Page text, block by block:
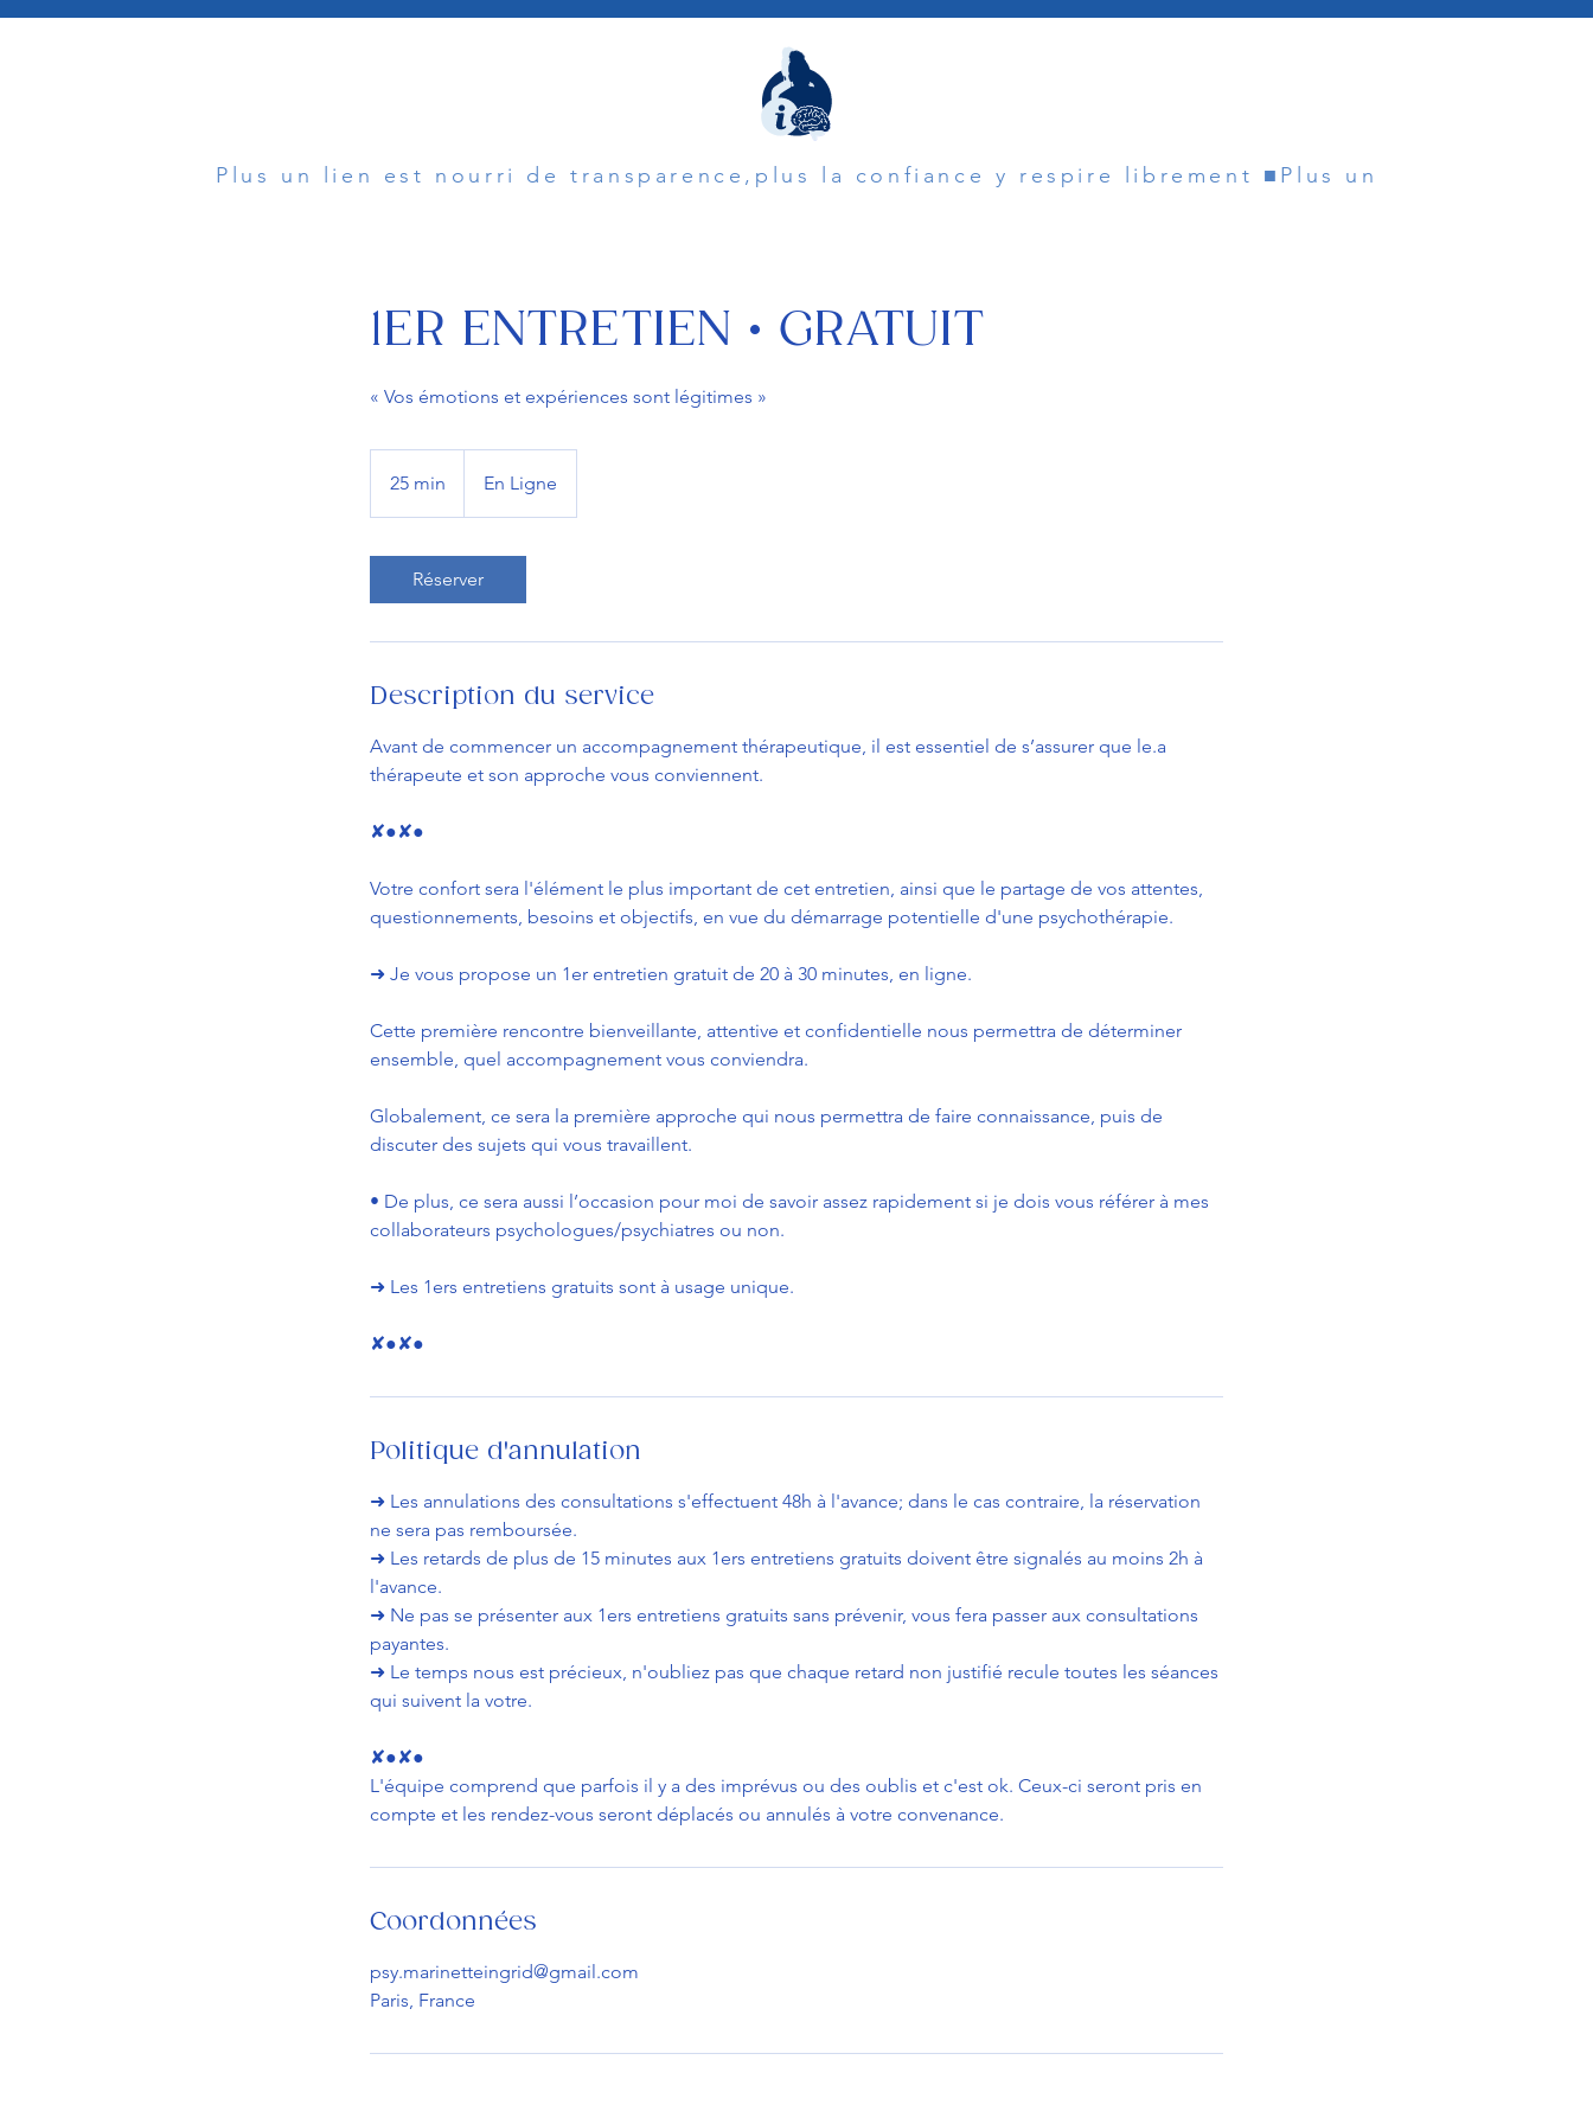
Plus un lien est nourri de transparence,plus la confiance y respire librement ■
1ER ENTRETIEN • GRATUIT
« Vos émotions et expériences sont légitimes »
25 min
5
En Ligne
Réserver
Description du service
Avant de commencer un accompagnement thérapeutique, il est essentiel de s’assurer que le.a
thérapeute et son approche vous conviennent.
✘●✘●
Votre confort sera l'élément le plus important de cet entretien, ainsi que le partage de vos attentes,
questionnements, besoins et objectifs, en vue du démarrage potentielle d'une psychothérapie.
➜ Je vous propose un 1er entretien gratuit de 20 à 30 minutes, en ligne.
Cette première rencontre bienveillante, attentive et confidentielle nous permettra de déterminer
ensemble, quel accompagnement vous conviendra.
Globalement, ce sera la première approche qui nous permettra de faire connaissance, puis de
discuter des sujets qui vous travaillent.
• De plus, ce sera aussi l’occasion pour moi de savoir assez rapidement si je dois vous référer à mes
collaborateurs psychologues/psychiatres ou non.
➜ Les 1ers entretiens gratuits sont à usage unique.
✘●✘●
Politique d'annulation
➜ Les annulations des consultations s'effectuent 48h à l'avance; dans le cas contraire, la réservation
ne sera pas remboursée.
➜ Les retards de plus de 15 minutes aux 1ers entretiens gratuits doivent être signalés au moins 2h à
l'avance.
➜ Ne pas se présenter aux 1ers entretiens gratuits sans prévenir, vous fera passer aux consultations
payantes.
➜ Le temps nous est précieux, n'oubliez pas que chaque retard non justifié recule toutes les séances
qui suivent la votre.
✘●✘●
L'équipe comprend que parfois il y a des imprévus ou des oublis et c'est ok. Ceux-ci seront pris en
compte et les rendez-vous seront déplacés ou annulés à votre convenance.
Coordonnées
psy.marinetteingrid@gmail.com
Paris, France